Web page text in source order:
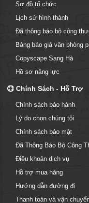
Sơ đồ tổ chức
Lịch sử hình thành
Đã thông báo bộ công
Bảng báo giá văn phòng
Copyscape Sang Hà
Hồ sơ năng lực
Chính Sách - Hỗ Trợ
Chính sách bảo hành
Lý do chọn chúng tôi
Chính sách bảo mật
Đã Thông Báo Bộ Công
Điều khoản dịch vụ
Hỗ trợ mua hàng
Hướng dẫn đường đi
Thanh toán và vận